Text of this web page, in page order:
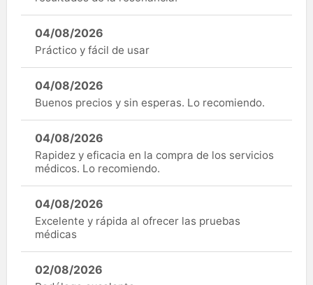
04/08/2026
Práctico y fácil de usar
04/08/2026
Buenos precios y sin esperas. Lo recomiendo.
04/08/2026
Rapidez y eficacia en la compra de los servicios
médicos. Lo recomiendo.
04/08/2026
Excelente y rápida al ofrecer las pruebas
médicas
02/08/2026